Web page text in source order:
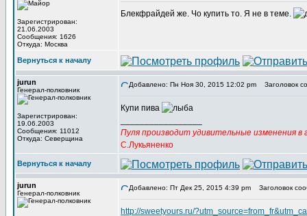
Зарегистрирован:
21.06.2003
Сообщения: 1626
Откуда: Москва
Блекфрайдей же. Чо купить то. Я не в теме.
Вернуться к началу
jurun
Генерал-полковник
Зарегистрирован:
19.06.2003
Сообщения: 11012
Откуда: Северщина
Добавлено: Пн Ноя 30, 2015 12:02 pm Заголовок
Купи пива
Пуля производит удивительные изменения в
С.Лукьяненко
Вернуться к началу
jurun
Генерал-полковник
Добавлено: Пт Дек 25, 2015 4:39 pm Заголовок
http://sweetyours.ru/